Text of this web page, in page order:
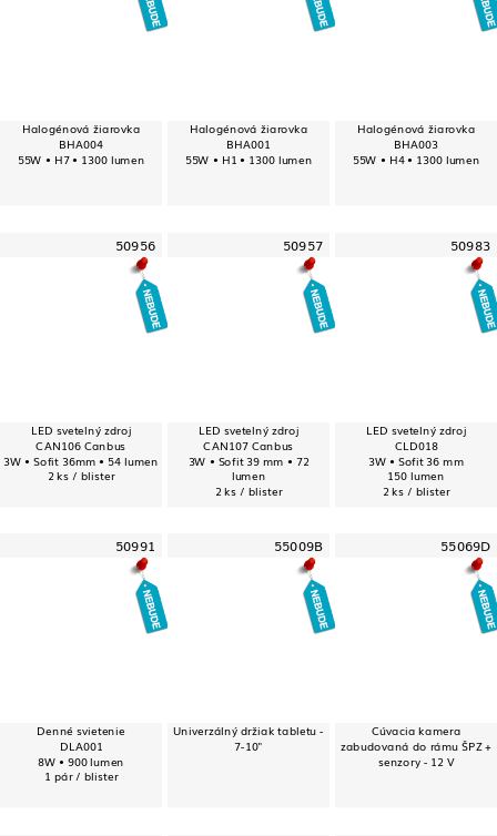
Halogénová žiarovka
BHA004
55W • H7 • 1300 lumen
Halogénová žiarovka
BHA001
55W • H1 • 1300 lumen
Halogénová žiarovka
BHA003
55W • H4 • 1300 lumen
50956
LED svetelný zdroj
CAN106 Canbus
3W • Sofit 36mm • 54 lumen
2 ks / blister
50957
LED svetelný zdroj
CAN107 Canbus
3W • Sofit 39 mm • 72
lumen
2 ks / blister
50983
LED svetelný zdroj
CLD018
3W • Sofit 36 mm
150 lumen
2 ks / blister
50991
Denné svietenie
DLA001
8W • 900 lumen
1 pár / blister
55009B
Univerzálný držiak tabletu -
7-10"
55069D
Cúvacia kamera
zabudovaná do rámu ŠPZ +
senzory - 12 V